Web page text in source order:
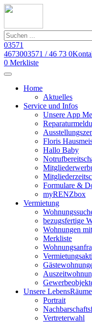
03571
4673003571 / 46 73 0
0 Merkliste
Home
Aktuelles
Service und Infos
Unsere App
Floris
Hallo Baby
Formulare &
myRENZbox
Vermietung
bezugsfertige
Wohnungen
Merkliste
Unsere LebensRäume
Portrait
Vertreterwahl